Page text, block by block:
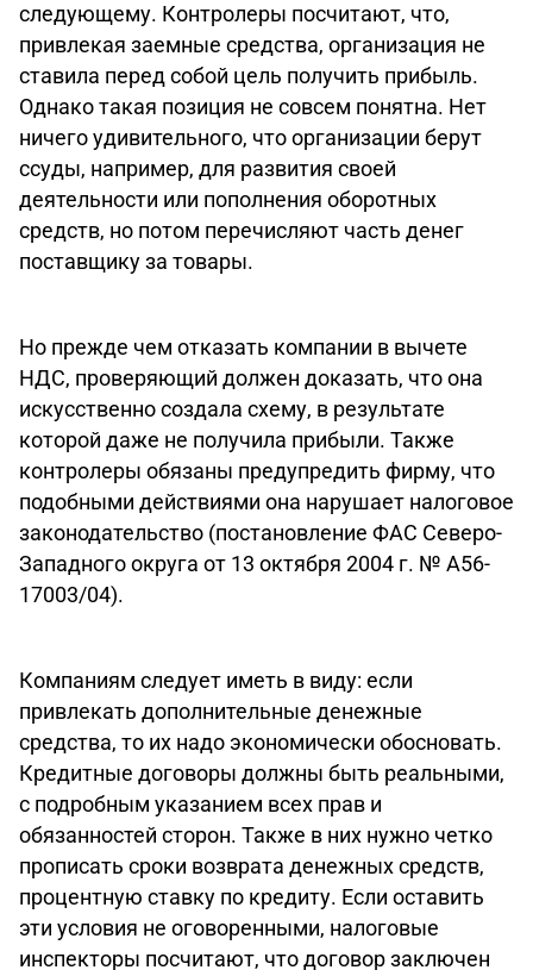
следующему. Контролеры посчитают, что,
привлекая заемные средства, организация не
ставила перед собой цель получить прибыль.
Однако такая позиция не совсем понятна. Нет
ничего удивительного, что организации берут
ссуды, например, для развития своей
деятельности или пополнения оборотных
средств, но потом перечисляют часть денег
поставщику за товары.
Но прежде чем отказать компании в вычете
НДС, проверяющий должен доказать, что она
искусственно создала схему, в результате
которой даже не получила прибыли. Также
контролеры обязаны предупредить фирму, что
подобными действиями она нарушает налоговое
законодательство (постановление ФАС Северо-
Западного округа от 13 октября 2004 г. № А56-
17003/04).
Компаниям следует иметь в виду: если
привлекать дополнительные денежные
средства, то их надо экономически обосновать.
Кредитные договоры должны быть реальными,
с подробным указанием всех прав и
обязанностей сторон. Также в них нужно четко
прописать сроки возврата денежных средств,
процентную ставку по кредиту. Если оставить
эти условия не оговоренными, налоговые
инспекторы посчитают, что договор заключен